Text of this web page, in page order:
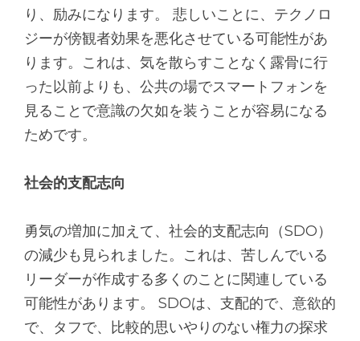
り、励みになります。 悲しいことに、テクノロ
ジーが傍観者効果を悪化させている可能性があ
ります。これは、気を散らすことなく露骨に行
った以前よりも、公共の場でスマートフォンを
見ることで意識の欠如を装うことが容易になる
ためです。
社会的支配志向
勇気の増加に加えて、社会的支配志向（SDO）
の減少も見られました。これは、苦しんでいる
リーダーが作成する多くのことに関連している
可能性があります。 SDOは、支配的で、意欲的
で、タフで、比較的思いやりのない権力の探求